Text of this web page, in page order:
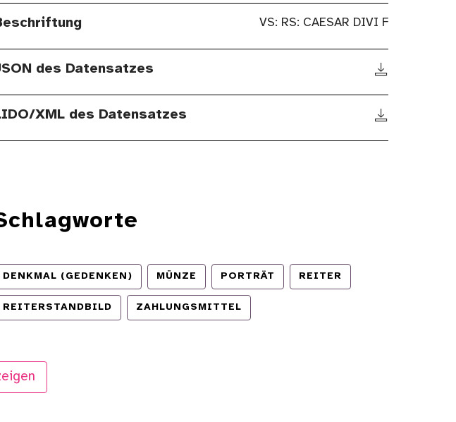
VS: RS: CAESAR DIVI F
des Datensatzes
XML des Datensatzes
DENKMAL (GEDENKEN) MÜNZE PORTRÄT REITER
REITERSTANDBILD ZAHLUNGSMITTEL